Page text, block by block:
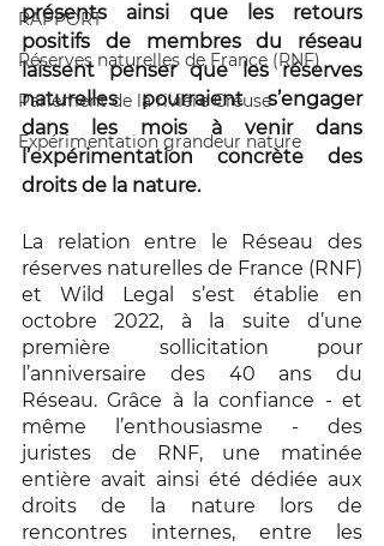
RAPPORT
Réserves naturelles de France (RNF)
Parlement de la rivière Creuse
Expérimentation grandeur nature
présents ainsi que les retours
positifs de membres du réseau
laissent penser que les réserves
naturelles pourraient s’engager
dans les mois à venir dans
l’expérimentation concrète des
droits de la nature.
La relation entre le Réseau des
réserves naturelles de France (RNF)
et Wild Legal s’est établie en
octobre 2022, à la suite d’une
première sollicitation pour
l’anniversaire des 40 ans du
Réseau. Grâce à la confiance - et
même l’enthousiasme - des
juristes de RNF, une matinée
entière avait ainsi été dédiée aux
droits de la nature lors de
rencontres internes, entre les